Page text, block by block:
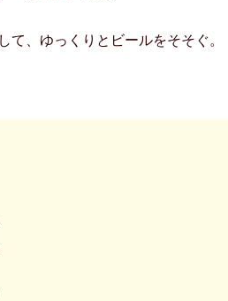
て、ゆっくりとビールをそそぐ。